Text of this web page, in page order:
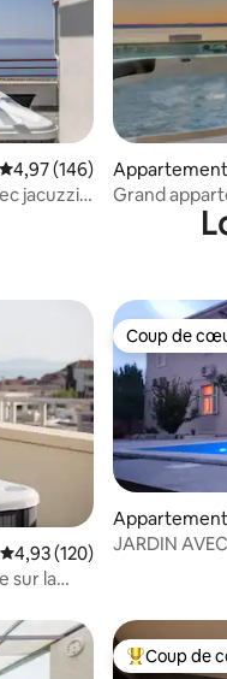
Évaluation moyenne sur la
4,97 (146)
jacuzzi
Appartement
Grand
Évaluation moyenne sur la
4,93 (120)
sur la
Coup de
Coup de
Appartement
JARDIN
Coups de
Coup de